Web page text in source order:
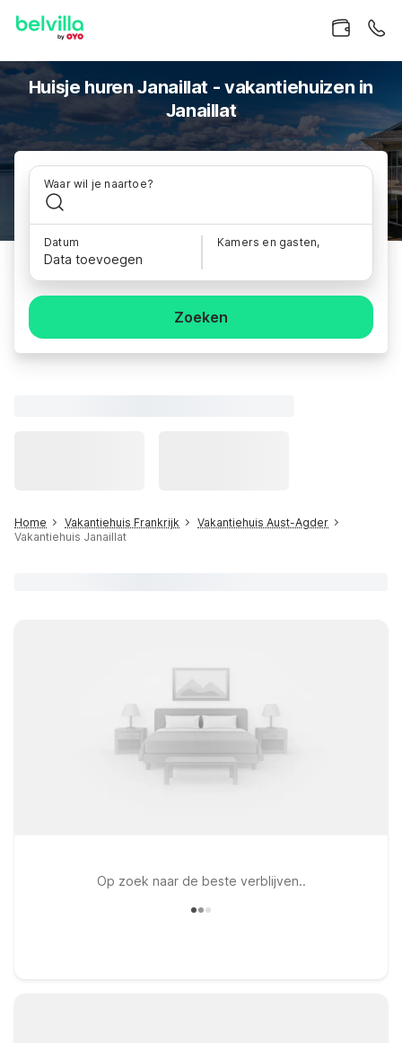
Huisje huren Janaillat - vakantiehuizen in
Janaillat
Waar wil je naartoe?
Datum
Data toevoegen
Kamers en gasten,
Zoeken
Home Vakantiehuis Frankrijk
Vakantiehuis Aust-Agder
Vakantiehuis Janaillat
Op zoek naar de beste verblijven..